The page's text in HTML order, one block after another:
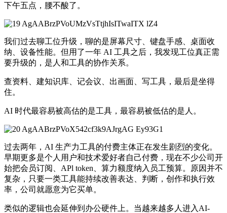
下午五点，腰不酸了。
我们过去聊工位升级，聊的是屏幕尺寸、键盘手感、桌面收
纳、设备性能。但用了一年 AI 工具之后，我发现工位真正需
要升级的，是人和工具的协作关系。
查资料、建知识库、记会议、出画面、写工具，最后是坐得
住。
AI 时代最容易被高估的是工具，最容易被低估的是人。
过去两年，AI 生产力工具的付费主体正在发生剧烈的变化。
早期更多是个人用户和技术爱好者自己付费，现在不少公司开
始把会员订阅、APl token、算力额度纳入员工预算。原因并不
复杂，只要一类工具能持续改善表达、判断，创作和执行效
率，公司就愿意为它买单。
类似的逻辑也会延伸到办公硬件上。当越来越多人进入AI-